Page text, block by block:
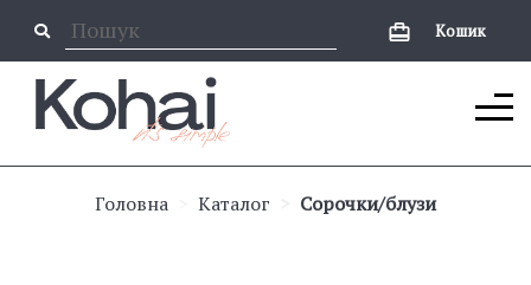
Кошик
Головна Каталог Сорочки/блузи